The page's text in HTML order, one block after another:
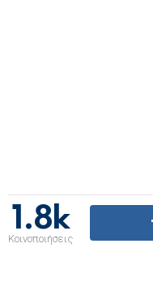
1.8k
Κοινοποιήσεις